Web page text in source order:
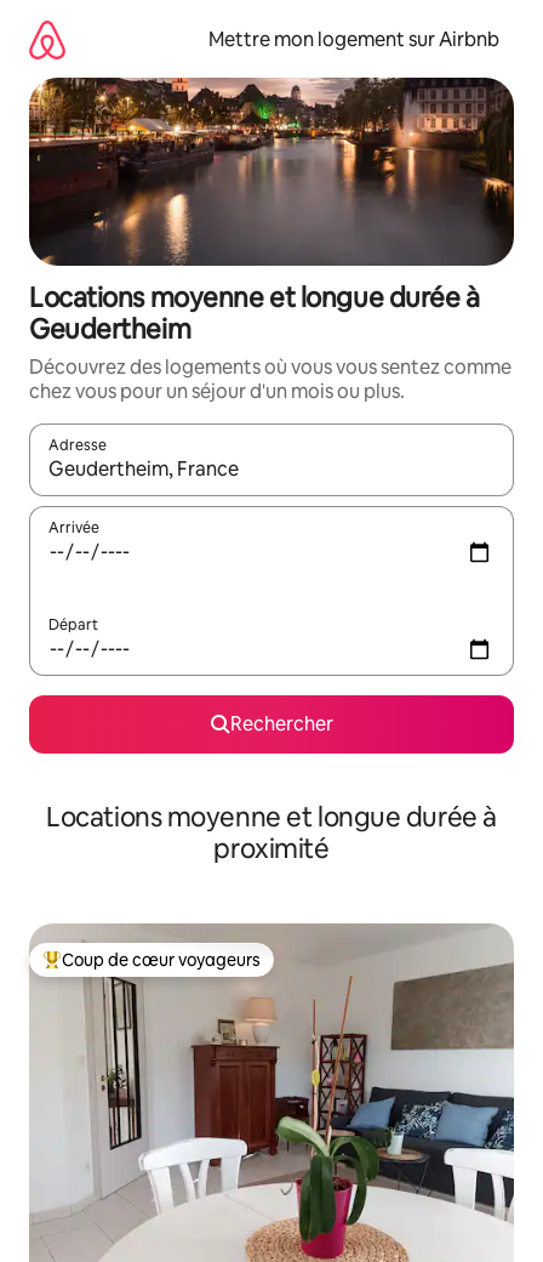
directement
contenu
Mettre mon logement sur Airbnb
Locations moyenne et longue durée à
Geudertheim
Découvrez des logements où vous vous sentez comme
chez vous pour un séjour d'un mois ou plus.
Adresse
Lorsque les résultats s'affichent, utilisez les flèches vers le
Arrivée
Départ
Rechercher
Locations moyenne et longue durée à
proximité
Coups de cœur voyageurs les plus appréciés
Coup de cœur voyageurs